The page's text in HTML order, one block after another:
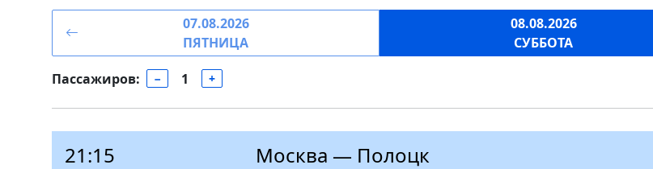
07.08.2026
ПЯТНИЦА
08.08.2026
СУББОТА
Пассажиров: − 1 +
21:15 Москва — Полоцк